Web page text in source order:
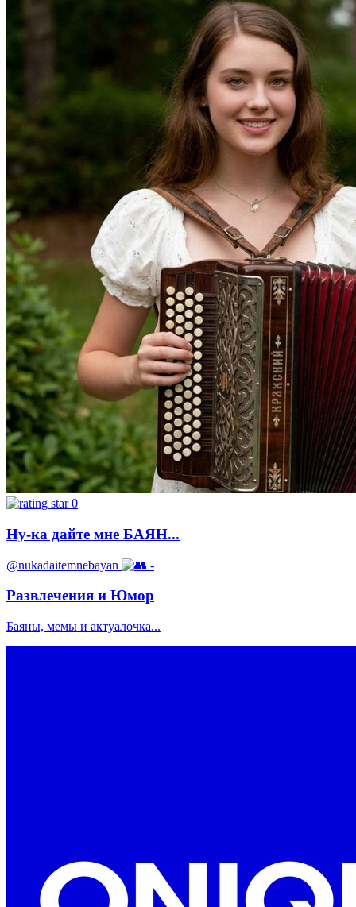
0
Ну-ка дайте мне БАЯН...
@nukadaitemnebayan -
Развлечения и Юмор
Баяны, мемы и актуалочка...